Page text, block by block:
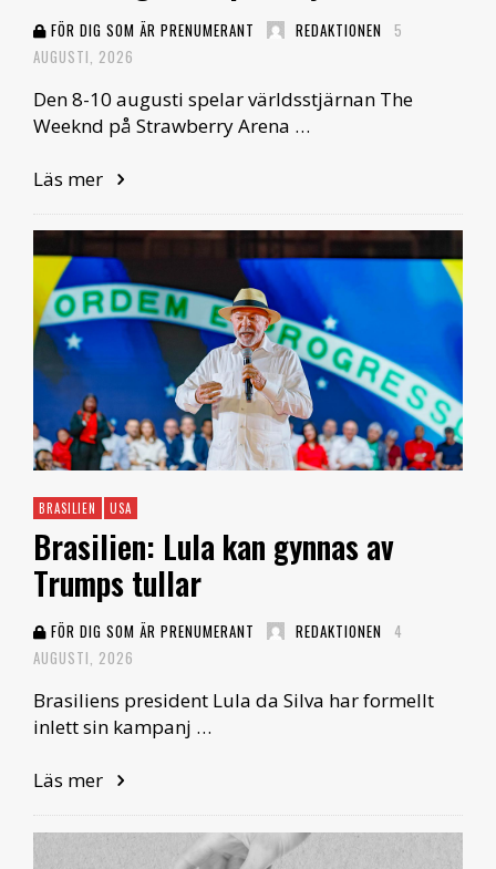
FÖR DIG SOM ÄR PRENUMERANT REDAKTIONEN
5
AUGUSTI, 2026
Den 8-10 augusti spelar världsstjärnan The
Weeknd på Strawberry Arena …
Läs mer
BRASILIEN USA
Brasilien: Lula kan gynnas av
Trumps tullar
FÖR DIG SOM ÄR PRENUMERANT REDAKTIONEN
4
AUGUSTI, 2026
Brasiliens president Lula da Silva har formellt
inlett sin kampanj …
Läs mer